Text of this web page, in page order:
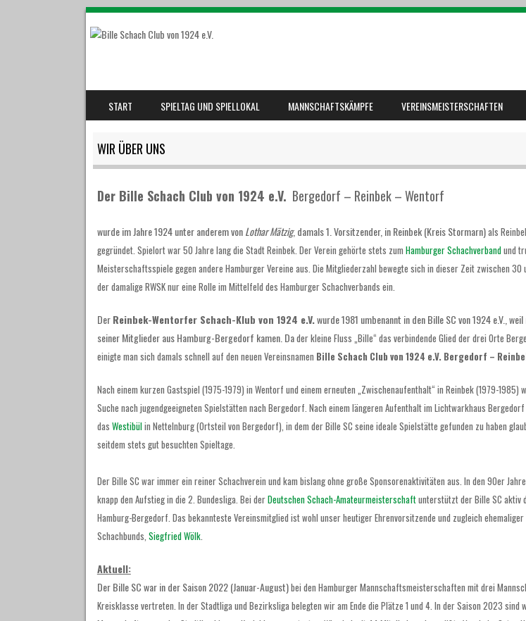
MENU
SKIP TO CONTENT
START SPIELTAG UND SPIELLOKAL MANNSCHAFTSKÄMPFE VEREINSMEISTERSCHAFTEN
WIR ÜBER UNS
Der Bille Schach Club von 1924 e.V. Bergedorf – Reinbek – Wentorf
wurde im Jahre 1924 unter anderem vonLothar Mätzig, damals 1. Vorsitzender, in Reinbek (Kreis Stormarn)als
gegründet. Spielort war 50 Jahre lang die Stadt Reinbek. Der Verein gehörte stets zum Hamburger Schachverbandund
Meisterschaftsspiele gegen andere Hamburger Vereine aus. Die Mitgliederzahl bewegte sich in dieser Zeit zwischen 30
der damalige RWSK nur eine Rolle im Mittelfeld des Hamburger Schachverbands ein.
DerReinbek-Wentorfer Schach-Klub von 1924 e.V.wurde 1981 umbenannt in den Bille SC von 1924 e.V.,
seiner Mitglieder aus Hamburg-Bergedorf kamen. Dader kleine Fluss „Bille“ das verbindende Glied der drei Orte
einigte man sich damals schnell auf den neuen Vereinsnamen Bille Schach Club von 1924 e.V. Bergedorf –
Nach einem kurzen Gastspiel (1975-1979) in Wentorf und einem erneuten „Zwischenaufenthalt“ in Reinbek (1979-1985)
Suche nach jugendgeeigneten Spielstätten nach Bergedorf. Nach einem längeren Aufenthalt im Lichtwarkhaus
das Westibülin Nettelnburg (Ortsteil von Bergedorf), in dem der Bille SC seine ideale Spielstätte gefunden zu haben
seitdem stets gut besuchten Spieltage.
Der Bille SC war immer ein reiner Schachverein und kam bislang ohne große Sponsorenaktivitäten aus. In den 90er
knapp den Aufstieg in die 2. Bundesliga. Bei derDeutschen Schach-Amateurmeisterschaftunterstützt der Bille SC aktiv
Hamburg-Bergedorf. Das bekannteste Vereinsmitglied ist wohl unserheutiger Ehrenvorsitzende und zugleich
Schachbunds, Siegfried Wölk.
Aktuell:
Der Bille SC war in der Saison 2022 (Januar-August)bei den Hamburger Mannschaftsmeisterschaften mit drei
Kreisklasse vertreten. In der Stadtliga und Bezirksliga belegten wir am Ende die Plätze 1 und 4. In der Saison 2023